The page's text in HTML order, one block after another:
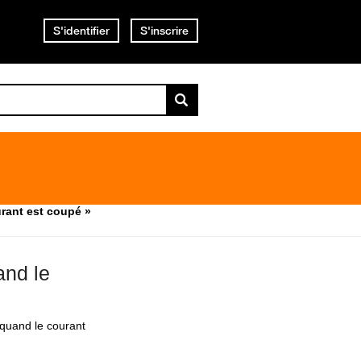
S'identifier S'inscrire
est coupé »
le
le courant